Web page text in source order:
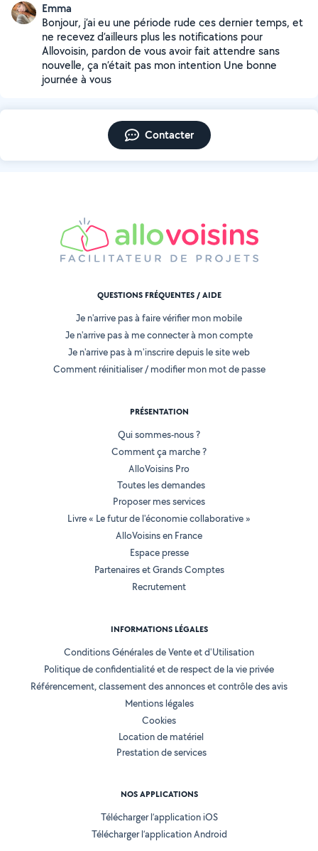
Emma
Bonjour, j’ai eu une période rude ces dernier temps, et
ne recevez d’ailleurs plus les notifications pour
Allovoisin, pardon de vous avoir fait attendre sans
nouvelle, ça n’était pas mon intention Une bonne
journée à vous
Contacter
QUESTIONS FRÉQUENTES / AIDE
Je n'arrive pas à faire vérifier mon mobile
Je n'arrive pas à me connecter à mon compte
Je n'arrive pas à m'inscrire depuis le site web
Comment réinitialiser / modifier mon mot de passe
PRÉSENTATION
Qui sommes-nous ?
Comment ça marche ?
AlloVoisins Pro
Toutes les demandes
Proposer mes services
Livre « Le futur de l'économie collaborative »
AlloVoisins en France
Espace presse
Partenaires et Grands Comptes
Recrutement
INFORMATIONS LÉGALES
Conditions Générales de Vente et d'Utilisation
Politique de confidentialité et de respect de la vie privée
Référencement, classement des annonces et contrôle des avis
Mentions légales
Cookies
Location de matériel
Prestation de services
NOS APPLICATIONS
Télécharger l’application iOS
Télécharger l’application Android